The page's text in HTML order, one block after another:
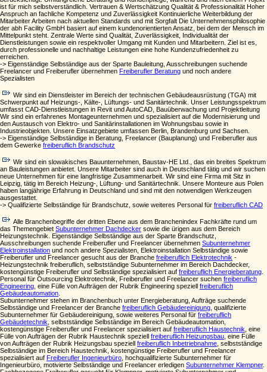
ist für mich selbstverständlich. Vertrauen & Wertschätzung Qualität & Professionalität Hoher
Anspruch an fachliche Kompetenz und Zuverlässigkeit Kontinuierliche Weiterbildung der
Mitarbeiter Arbeiten nach aktuellen Standards und mit Sorgfalt Die Unternehmensphilosophie
der abh Facility GmbH basiert auf einem kundenorientierten Ansatz, bei dem der Mensch im
Mittelpunkt steht. Zentrale Werte sind Qualität, Zuverlässigkeit, Individualität der
Dienstleistungen sowie ein respektvoller Umgang mit Kunden und Mitarbeitern. Ziel ist es,
durch professionelle und nachhaltige Leistungen eine hohe Kundenzufriedenheit zu
erreichen.
-> Eigenständige Selbständige aus der Sparte Bauleitung, Ausschreibungen suchende
Freelancer und Freiberufler übernehmen Freiberufler Beratung und noch andere
Spezialisten
Wir sind ein Dienstleister im Bereich der technischen Gebäudeausrüstung (TGA) mit
Schwerpunkt auf Heizungs-, Kälte-, Lüftungs- und Sanitärtechnik. Unser Leistungsspektrum
umfasst CAD-Dienstleistungen in Revit und AutoCAD, Bauüberwachung und Projektleitung
Wir sind ein erfahrenes Montageunternehmen und spezialisiert auf die Modernisierung und
den Austausch von Elektro- und Sanitärinstallationen im Wohnungsbau sowie in
Industrieobjekten. Unsere Einsatzgebiete umfassen Berlin, Brandenburg und Sachsen.
-> Eigenständige Selbständige in Beratung, Freelancer (Bauplanung) und Freiberufler aus
dem Gewerke freiberuflich Brandschutz
Wir sind ein slowakisches Bauunternehmen, Baustav-HE Ltd., das ein breites Spektrum
an Bauleistungen anbietet. Unsere Mitarbeiter sind auch in Deutschland tätig und wir suchen
neue Unternehmen für eine langfristige Zusammenarbeit. Wir sind eine Firma mit Sitz in
Leipzig, tätig im Bereich Heizung-, Lüftung- und Sanitärtechnik. Unsere Monteure aus Polen
haben langjährige Erfahrung in Deutschland und sind mit den notwendigen Werkzeugen
ausgestattet.
-> Qualifizierte Selbständige für Brandschutz, sowie weiteres Personal für freiberuflich CAD
Alle Branchenbegriffe der dritten Ebene aus dem Branchenindex Fachkräfte rund um
das Themengebiet Subunternehmer Dachdecker sowie die ürigen aus dem Bereich
Heizungstechnik. Eigenständige Selbständige aus der Sparte Brandschutz,
Ausschreibungen suchende Freiberufler und Freelancer übernehmen Subunternehmer
Elektroinstallation und noch andere Spezialisten, Elektroinstallation Selbständige sowie
Freiberufler und Freelancer gesucht aus der Branche freiberuflich Elektrotechnik -
Heizungstechnik freiberuflich, selbstständige Subunternehmer im Bereich Dachdecker,
kostengünstige Freiberufler und Selbständige spezialisiert auf freiberuflich Energieberatung
Personal für Outsourcing Elektrotechnik, Freiberufler und Freelancer suchen freiberuflich
Engineering , eine Fülle von Aufträgen der Rubrik Engineering speziell freiberuflich
Gebäudeautomation
Subunternehmer stehen im Branchenbuch unter Energieberatung, Aufträge suchende
Selbständige und Freelancer der Branche freiberuflich Gebäudereinigung , qualifizierte
Subunternehmer für Gebäudereinigung, sowie weiteres Personal für freiberuflich
Gebäudetechnik , selbstständige Selbständige im Bereich Gebäudeautomation,
kostengünstige Freiberufler und Freelancer spezialisiert auf freiberuflich Haustechnik , eine
Fülle von Aufträgen der Rubrik Haustechnik speziell freiberuflich Heizungsbau , eine Fülle
von Aufträgen der Rubrik Heizungsbau speziell freiberuflich Inbetriebnahme , selbstständige
Selbständige im Bereich Haustechnik, kostengünstige Freiberufler und Freelancer
spezialisiert auf Freiberufler Ingenieurbüro , hochqualifizierte Subunternehmer für
Ingenieurbüro, motivierte Selbständige und Freelancer erledigen Subunternehmer Klempner.